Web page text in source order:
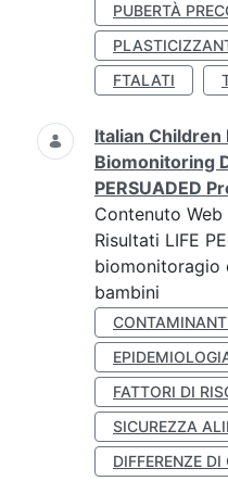
PUBERTÀ
FTALATI
Italian
Biomonitoring
PERSUADED
Contenuto Web
Risultati LIFE
biomonitoragio
bambini
FATTORI DI
SICUREZZA
DIFFERENZE DI